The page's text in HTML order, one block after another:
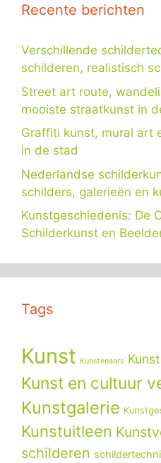
Recente berichten
Verschillende
schilderen, realistisch
Street art route,
mooiste straatkunst in
Graffiti kunst, mural art
in de stad
Nederlandse
schilders, galerieën en
Kunstgeschiedenis: De
Schilderkunst en
Tags
Kunst Kunstenaars
Kunst en cultuur
Kunstgalerie
Kunstuitleen
schilderen